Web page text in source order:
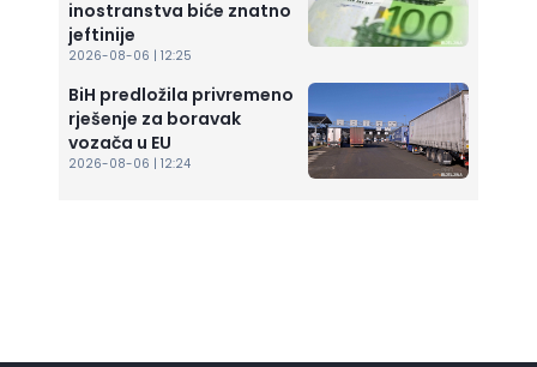
inostranstva biće znatno
jeftinije
2026-08-06 | 12:25
BiH predložila privremeno
rješenje za boravak
vozača u EU
2026-08-06 | 12:24